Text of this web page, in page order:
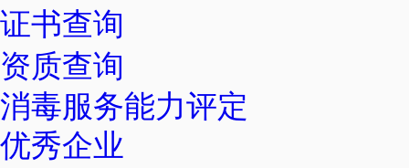
证书查询
资质查询
消毒服务能力评定
优秀企业